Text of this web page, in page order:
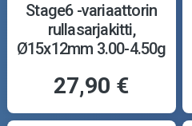
Stage6 -variaattorin
rullasarjakitti,
Ø15x12mm 3.00-4.50g
27,90 €